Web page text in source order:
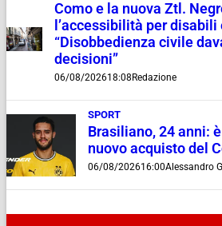
Como e la nuova Ztl.
l’accessibilità per disabili
“Disobbedienza civile
decisioni”
06/08/202618:08 Redazione
SPORT
Brasiliano, 24 anni:
nuovo acquisto del
06/08/202616:00Alessandro